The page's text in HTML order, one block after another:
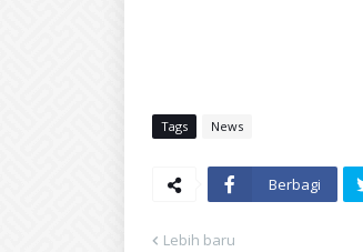
Tags News
Berbagi
Lebih baru